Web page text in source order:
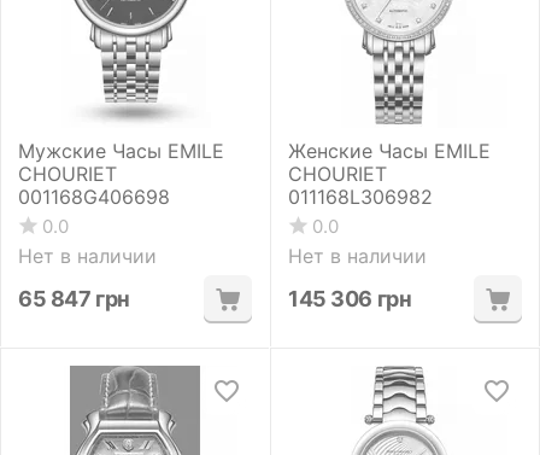
Мужские Часы EMILE
CHOURIET
001168G406698
0.0
Нет в наличии
65 847 грн
Женские Часы EMILE
CHOURIET
011168L306982
0.0
Нет в наличии
145 306 грн